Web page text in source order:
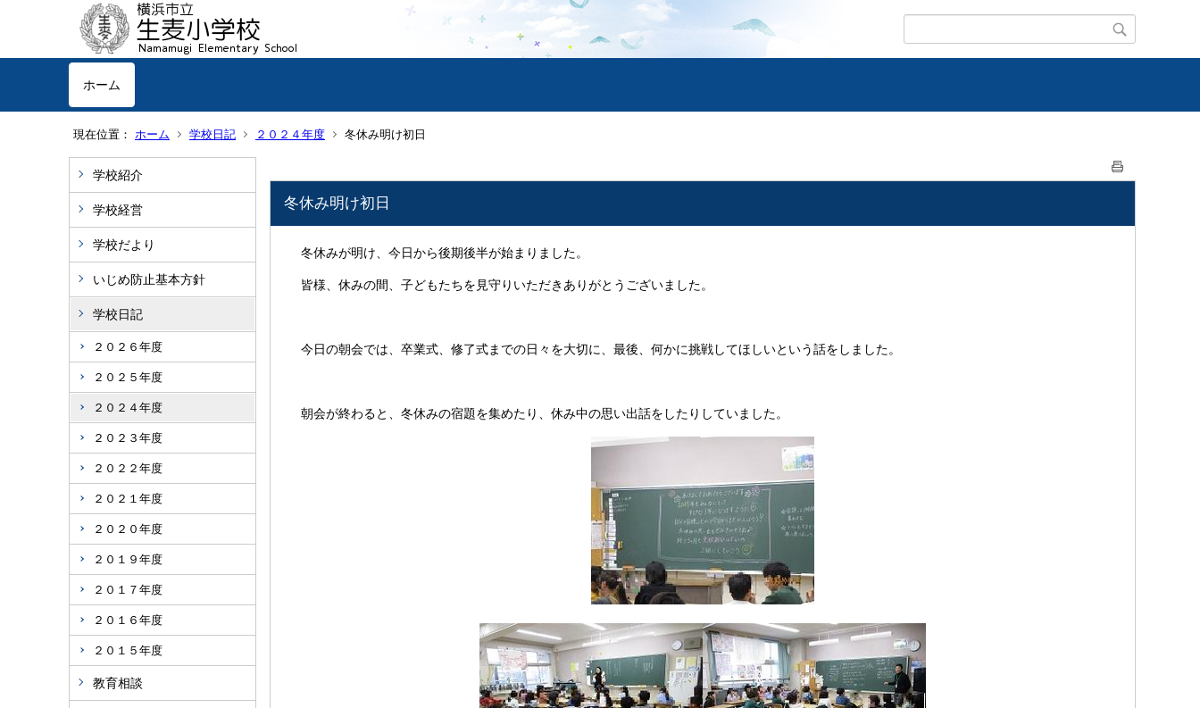
ホーム
現在位置： ホーム 学校日記 ２０２４年度 冬休み明け初日
学校紹介
学校経営
学校だより
いじめ防止基本方針
学校日記
２０２６年度
２０２５年度
２０２４年度
２０２３年度
２０２２年度
２０２１年度
２０２０年度
２０１９年度
２０１７年度
２０１６年度
２０１５年度
教育相談
冬休み明け初日
冬休みが明け、今日から後期後半が始まりました。
皆様、休みの間、子どもたちを見守りいただきありがとうございました。
今日の朝会では、卒業式、修了式までの日々を大切に、最後、何かに挑戦してほしいという話をしました。
朝会が終わると、冬休みの宿題を集めたり、休み中の思い出話をしたりしていました。